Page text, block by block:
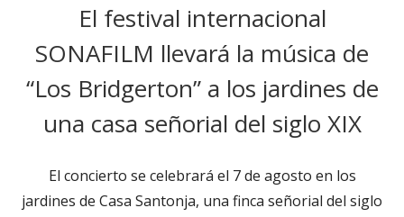
El festival internacional
SONAFILM llevará la música de
“Los Bridgerton” a los jardines de
una casa señorial del siglo XIX
El concierto se celebrará el 7 de agosto en los
jardines de Casa Santonja, una finca señorial del siglo